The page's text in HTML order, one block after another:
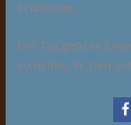
Erfahrung.
Der Tag geht zu
so richtig. In. Den